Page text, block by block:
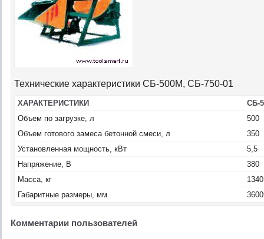
Технические характеристики СБ-500М, СБ-750-01
ХАРАКТЕРИСТИКИ
СБ-
Объем по загрузке, л
500
Объем готового замеса бетонной смеси, л
350
Установленная мощность, кВт
5,5
Напряжение, В
380
Масса, кг
1340
Габаритные размеры, мм
Комментарии пользователей